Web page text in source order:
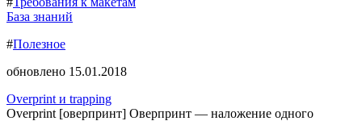
База знаний
#Полезное
обновлено 15.01.2018
Overprint и trapping
Overprint [оверпринт] Оверпринт — наложение одного